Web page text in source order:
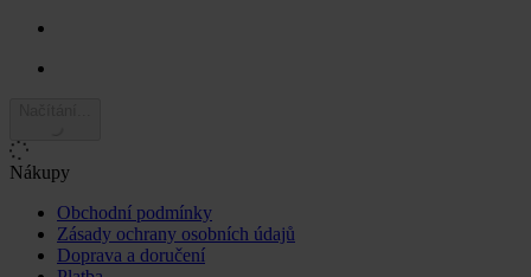
Nákupy
Obchodní podmínky
Zásady ochrany osobních údajů
Doprava a doručení